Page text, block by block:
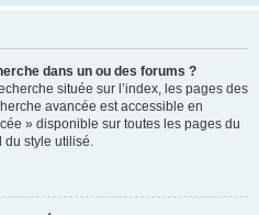
dans un ou des forums ?
située sur l’index, les pages des
avancée est accessible en
» disponible sur toutes les pages du
du style utilisé.